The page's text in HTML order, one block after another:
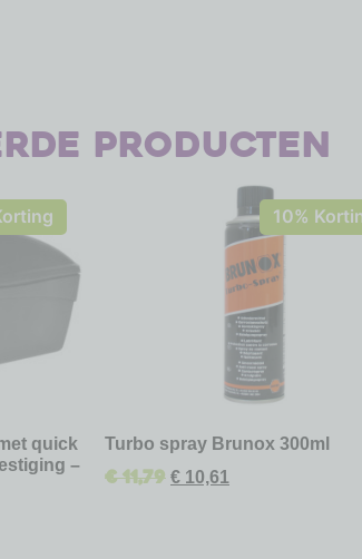
producten
quick
–
10%
Turbo spray Brunox 300ml
€11,79 € 10,61